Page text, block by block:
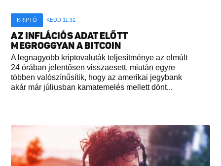
KRIPTÓ KEDD 11:31
AZ INFLÁCIÓS ADAT ELŐTT
MEGROGGYAN A BITCOIN
A legnagyobb kriptovaluták teljesítménye az elmúlt
24 órában jelentősen visszaesett, miután egyre
többen valószínűsítik, hogy az amerikai jegybank
akár már júliusban kamatemelés mellett dönt...